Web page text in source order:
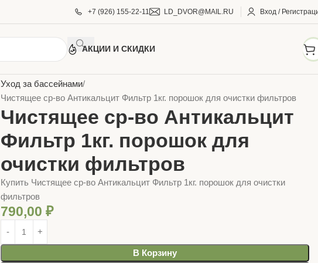
+7 (926) 155-22-11 LD_DVOR@MAIL.RU Вход /
АКЦИИ И СКИДКИ
Уход за бассейнами
Чистящее ср-во Антикальцит Фильтр 1кг. порошок для очистки фильтров
Чистящее ср-во Антикальцит
Фильтр 1кг. порошок для
очистки фильтров
Купить Чистящее ср-во Антикальцит Фильтр 1кг. порошок для очистки
фильтров
790,00₽
В Корзину